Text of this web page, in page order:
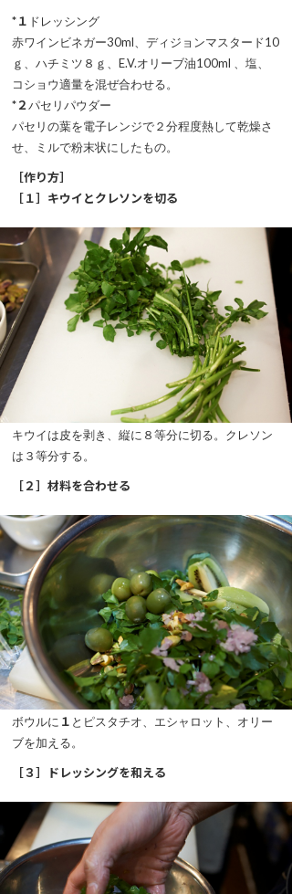
*１ ドレッシング
赤ワインビネガー30ml、ディジョンマスタード10
ｇ、ハチミツ８ｇ、E.V.オリーブ油100ml 、塩、
コショウ適量を混ぜ合わせる。
*２パセリパウダー
パセリの葉を電子レンジで２分程度熱して乾燥さ
せ、ミルで粉末状にしたもの。
［作り方］
［１］キウイとクレソンを切る
キウイは皮を剥き、縦に８等分に切る。クレソン
は３等分する。
［２］材料を合わせる
ボウルに １ とピスタチオ、エシャロット、オリー
ブを加える。
［３］ドレッシングを和える